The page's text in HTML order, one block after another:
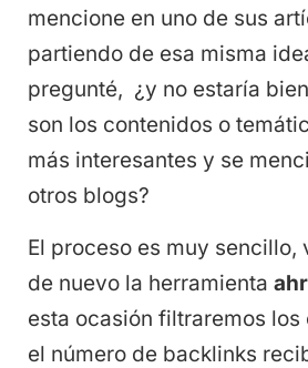
mencione en uno de sus
partiendo de esa misma
pregunté, ¿y no estaría
son los contenidos o
más interesantes y se
otros blogs?
El proceso es muy sencillo,
de nuevo la herramienta
esta ocasión filtraremos
el número de backlinks